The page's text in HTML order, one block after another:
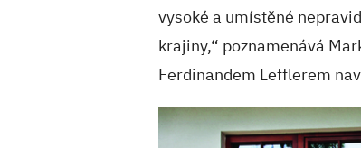
vysoké a umístěné
krajiny,“ poznamenává
Ferdinandem Lefflerem